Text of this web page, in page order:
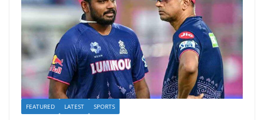
FEATURED LATEST SPORTS